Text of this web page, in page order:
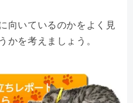
向いているのかをよく見
かを考えましょう。